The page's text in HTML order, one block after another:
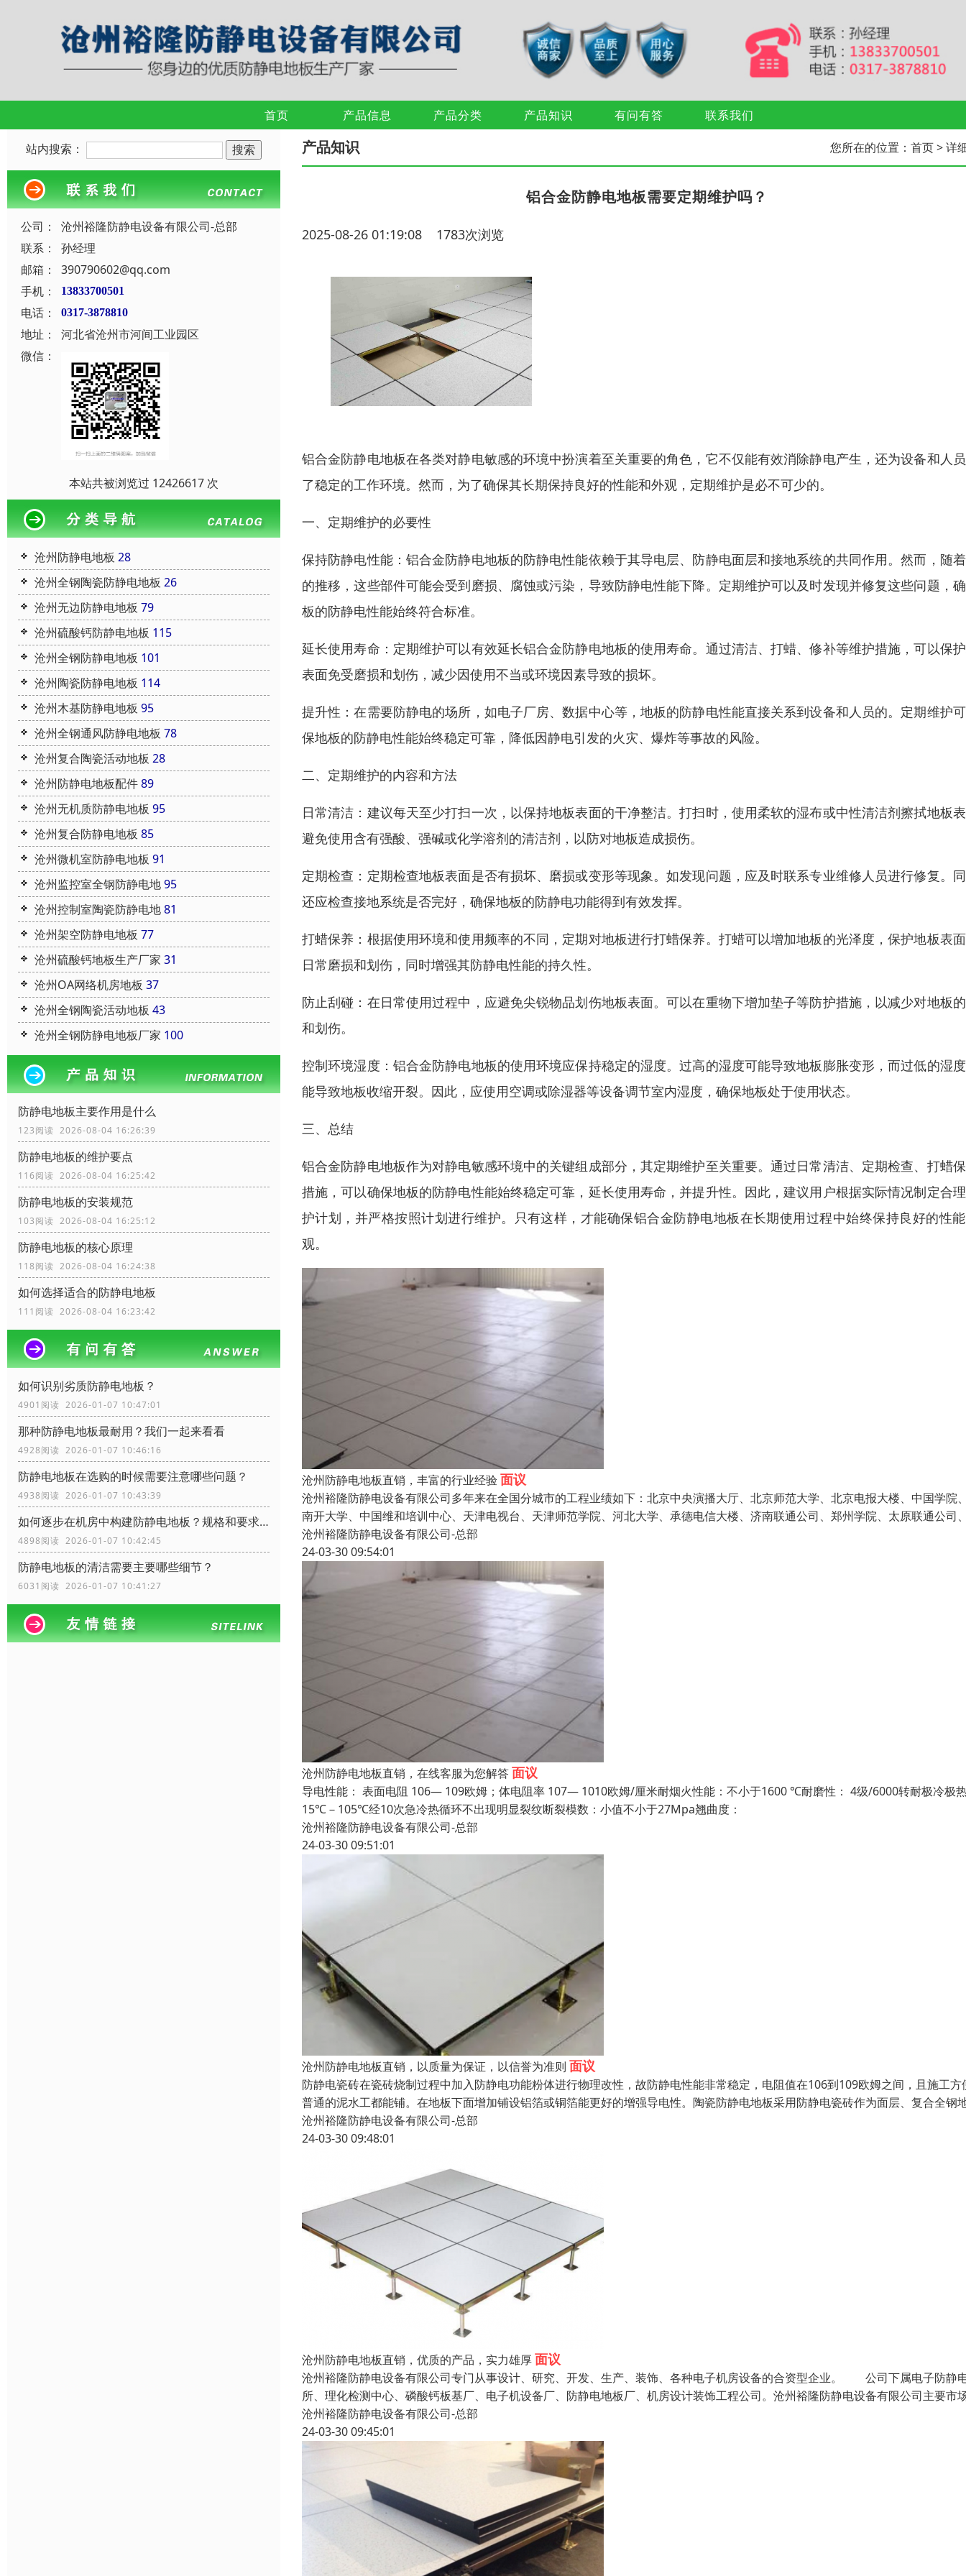
首页 产品信息 产品分类 产品知识 有问有答 联系我们
站内搜索：
公司：
沧州裕隆防静电设备有限公司-总部
联系：
孙经理
邮箱：
390790602@qq.com
手机：
13833700501
电话： 0317-3878810
地址：
河北省沧州市河间工业园区
微信：
本站共被浏览过 12426617 次
沧州防静电地板 28
沧州全钢陶瓷防静电地板 26
沧州无边防静电地板 79
沧州硫酸钙防静电地板 115
沧州全钢防静电地板 101
沧州陶瓷防静电地板 114
沧州木基防静电地板 95
沧州全钢通风防静电地板 78
沧州复合陶瓷活动地板 28
沧州防静电地板配件89
沧州无机质防静电地板 95
沧州复合防静电地板 85
沧州微机室防静电地板 91
沧州监控室全钢防静电地95
沧州控制室陶瓷防静电地81
沧州架空防静电地板 77
沧州硫酸钙地板生产厂家 31
沧州OA网络机房地板 37
沧州全钢陶瓷活动地板 43
沧州全钢防静电地板厂家 100
防静电地板主要作用是什么
123阅读 2026-08-04 16:26:39
防静电地板的维护要点
116阅读 2026-08-04 16:25:42
防静电地板的安装规范
103阅读 2026-08-04 16:25:12
防静电地板的核心原理
118阅读 2026-08-04 16:24:38
如何选择适合的防静电地板
111阅读 2026-08-04 16:23:42
如何识别劣质防静电地板？
4901阅读 2026-01-07 10:47:01
那种防静电地板最耐用？我们一起来看看
4928阅读 2026-01-07 10:46:16
防静电地板在选购的时候需要注意哪些问题？
4938阅读 2026-01-07 10:43:39
如何逐步在机房中构建防静电地板？规格和要求？
4898阅读 2026-01-07 10:42:45
防静电地板的清洁需要主要哪些细节？
6031阅读 2026-01-07 10:41:27
产品知识 您所在的位置： 首页> 详
铝合金防静电地板需要定期维护吗？
2025-08-26 01:19:08 1783次浏览
铝合金防静电地板在各类对静电敏感的环境中扮演着至关重要的角色，它不仅能有效消除静电产生，还为设备和人
了稳定的工作环境。然而，为了确保其长期保持良好的性能和外观，定期维护是必不可少的。
一、定期维护的必要性
保持防静电性能：铝合金防静电地板的防静电性能依赖于其导电层、防静电面层和接地系统的共同作用。然而，随
的推移，这些部件可能会受到磨损、腐蚀或污染，导致防静电性能下降。定期维护可以及时发现并修复这些问题，
板的防静电性能始终符合标准。
延长使用寿命：定期维护可以有效延长铝合金防静电地板的使用寿命。通过清洁、打蜡、修补等维护措施，可以保
表面免受磨损和划伤，减少因使用不当或环境因素导致的损坏。
提升性：在需要防静电的场所，如电子厂房、数据中心等，地板的防静电性能直接关系到设备和人员的。定期维护
保地板的防静电性能始终稳定可靠，降低因静电引发的火灾、爆炸等事故的风险。
二、定期维护的内容和方法
日常清洁：建议每天至少打扫一次，以保持地板表面的干净整洁。打扫时，使用柔软的湿布或中性清洁剂擦拭地板
避免使用含有强酸、强碱或化学溶剂的清洁剂，以防对地板造成损伤。
定期检查：定期检查地板表面是否有损坏、磨损或变形等现象。如发现问题，应及时联系专业维修人员进行修复。
还应检查接地系统是否完好，确保地板的防静电功能得到有效发挥。
打蜡保养：根据使用环境和使用频率的不同，定期对地板进行打蜡保养。打蜡可以增加地板的光泽度，保护地板表
日常磨损和划伤，同时增强其防静电性能的持久性。
防止刮碰：在日常使用过程中，应避免尖锐物品划伤地板表面。可以在重物下增加垫子等防护措施，以减少对地板
和划伤。
控制环境湿度：铝合金防静电地板的使用环境应保持稳定的湿度。过高的湿度可能导致地板膨胀变形，而过低的湿
能导致地板收缩开裂。因此，应使用空调或除湿器等设备调节室内湿度，确保地板处于使用状态。
三、总结
铝合金防静电地板作为对静电敏感环境中的关键组成部分，其定期维护至关重要。通过日常清洁、定期检查、打蜡
措施，可以确保地板的防静电性能始终稳定可靠，延长使用寿命，并提升性。因此，建议用户根据实际情况制定合
护计划，并严格按照计划进行维护。只有这样，才能确保铝合金防静电地板在长期使用过程中始终保持良好的性
观。
沧州防静电地板直销，丰富的行业经验 面议
沧州裕隆防静电设备有限公司多年来在全国分城市的工程业绩如下：北京中央演播大厅、北京师范大学、北京电报大楼、中国学院
南开大学、中国维和培训中心、天津电视台、天津师范学院、河北大学、承德电信大楼、济南联通公司、郑州学院、太原联通公司
沧州裕隆防静电设备有限公司-总部
24-03-30 09:54:01
沧州防静电地板直销，在线客服为您解答面议
导电性能： 表面电阻 106— 109欧姆；体电阻率 107— 1010欧姆/厘米耐烟火性能：不小于1600 ℃耐磨性： 4级/6000转耐极冷极
15℃－105℃经10次急冷热循环不出现明显裂纹断裂模数：小值不小于27Mpa翘曲度：
沧州裕隆防静电设备有限公司-总部
24-03-30 09:51:01
沧州防静电地板直销，以质量为保证，以信誉为准则 面议
防静电瓷砖在瓷砖烧制过程中加入防静电功能粉体进行物理改性，故防静电性能非常稳定，电阻值在106到109欧姆之间，且施工方
普通的泥水工都能铺。在地板下面增加铺设铝箔或铜箔能更好的增强导电性。陶瓷防静电地板采用防静电瓷砖作为面层、复合全钢
沧州裕隆防静电设备有限公司-总部
24-03-30 09:48:01
沧州防静电地板直销，优质的产品，实力雄厚面议
沧州裕隆防静电设备有限公司专门从事设计、研究、开发、生产、装饰、各种电子机房设备的合资型企业。 公司下属电子防静
所、理化检测中心、磷酸钙板基厂、电子机设备厂、防静电地板厂、机房设计装饰工程公司。沧州裕隆防静电设备有限公司主要市
沧州裕隆防静电设备有限公司-总部
24-03-30 09:45:01